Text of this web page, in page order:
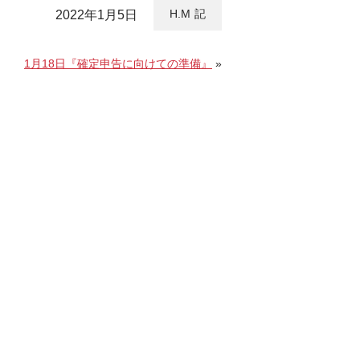
H.M
2022年1月5日
1月18日『確定申告に向けての準備』 »